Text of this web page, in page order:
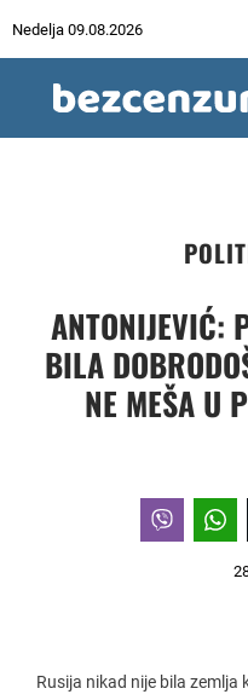
Nedelja 09.08.2026
ANTONIJEVIĆ:
BILA
NE MEŠA U
Rusija nikad nije bila